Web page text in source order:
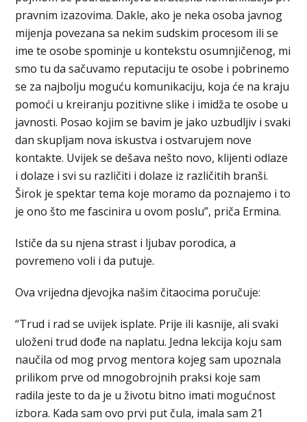
pravnim izazovima. Dakle, ako je neka osoba javnog
mijenja povezana sa nekim sudskim procesom ili se
ime te osobe spominje u kontekstu osumnjičenog, mi
smo tu da sačuvamo reputaciju te osobe i pobrinemo
se za najbolju moguću komunikaciju, koja će na kraju
pomoći u kreiranju pozitivne slike i imidža te osobe u
javnosti. Posao kojim se bavim je jako uzbudljiv i svaki
dan skupljam nova iskustva i ostvarujem nove
kontakte. Uvijek se dešava nešto novo, klijenti odlaze
i dolaze i svi su različiti i dolaze iz različitih branši.
Širok je spektar tema koje moramo da poznajemo i to
je ono što me fascinira u ovom poslu”, priča Ermina.
Ističe da su njena strast i ljubav porodica, a
povremeno voli i da putuje.
Ova vrijedna djevojka našim čitaocima poručuje:
“Trud i rad se uvijek isplate. Prije ili kasnije, ali svaki
uloženi trud dođe na naplatu. Jedna lekcija koju sam
naučila od mog prvog mentora kojeg sam upoznala
prilikom prve od mnogobrojnih praksi koje sam
radila jeste to da je u životu bitno imati mogućnost
izbora. Kada sam ovo prvi put čula, imala sam 21